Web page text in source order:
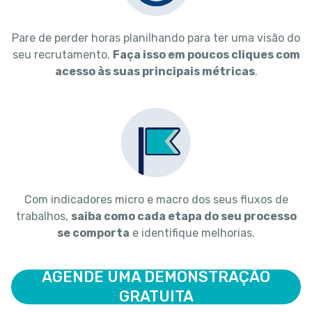
Pare de perder horas planilhando para ter uma visão do
seu recrutamento. Faça isso em poucos cliques com
acesso às suas principais métricas.
Com indicadores micro e macro dos seus fluxos de
trabalhos, saiba como cada etapa do seu processo
se comporta e identifique melhorias.
AGENDE UMA DEMONSTRAÇÃO
GRATUITA